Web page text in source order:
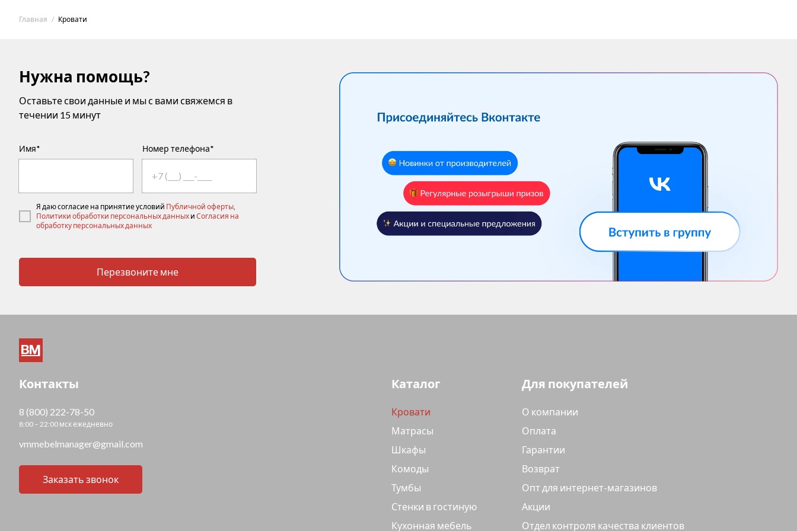
Главная Кровати
Нужна помощь?
Оставьте свои данные и мы с вами свяжемся в
течении 15 минут
Имя* Номер телефона*
Я даю согласие на принятие условий Публичной оферты,
Политики обработки персональных данных и Согласия на
обработку персональных данных
Перезвоните мне
Контакты
8 (800) 222-78-50
8:00 – 22:00 мск ежедневно
vmmebelmanager@gmail.com
Заказать звонок
Каталог
Кровати
Матрасы
Шкафы
Комоды
Тумбы
Стенки в гостиную
Кухонная мебель
Для покупателей
О компании
Оплата
Гарантии
Возврат
Опт для интернет-магазинов
Акции
Отдел контроля качества клиентов